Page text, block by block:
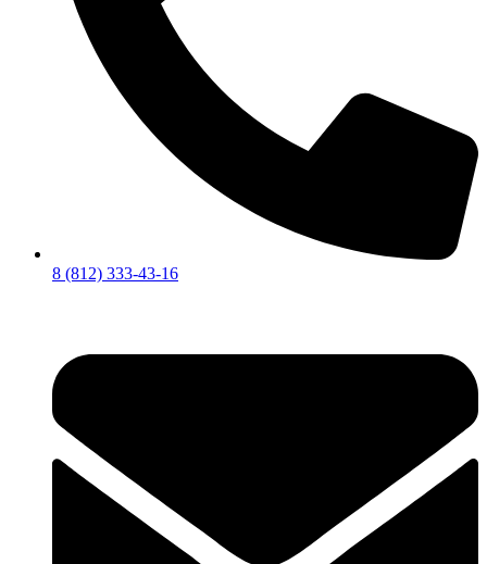
8 (812) 333-43-16